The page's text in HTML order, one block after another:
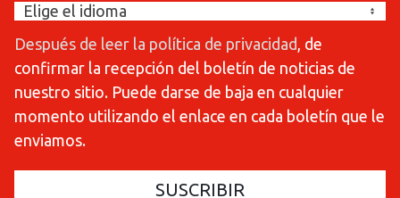
Después de leer la política de privacidad, de
confirmar la recepción del boletín de noticias de
nuestro sitio. Puede darse de baja en cualquier
momento utilizando el enlace en cada boletín que le
enviamos.